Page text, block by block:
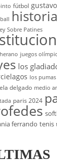
fútbol
historia
Sobre Patines
juegos
los
los pumas
delgado medio
paris 2024
ferrando tenis